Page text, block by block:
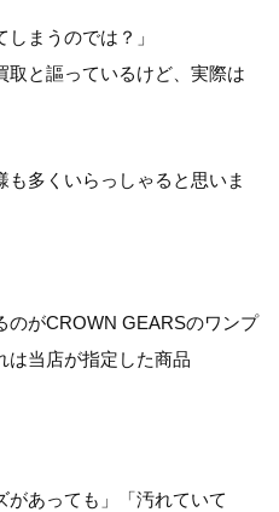
しまうのでは？」
取と謳っているけど、実際は
も多くいらっしゃると思いま
のがCROWN GEARSのワンプ
は当店が指定した商品
があっても」「汚れていて